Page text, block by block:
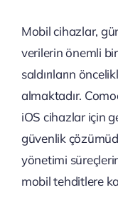
Mobil cihazlar,
verilerin önemli bir
saldırıların
almaktadır.
iOS cihazlar için
güvenlik
yönetimi
mobil tehditlere